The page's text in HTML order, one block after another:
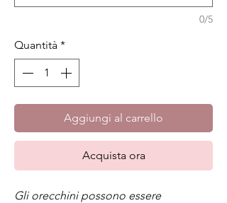
0/5
Quantità *
Aggiungi al carrello
Acquista ora
Gli orecchini possono essere